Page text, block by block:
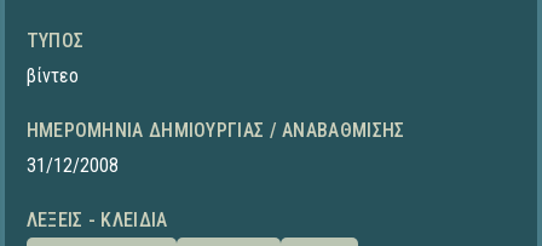
ΤΎΠΟΣ
βίντεο
ΗΜΕΡΟΜΗΝΊΑ ΔΗΜΙΟΥΡΓΊΑΣ / ΑΝΑΒΆΘΜΙΣΗΣ
31/12/2008
ΛΈΞΕΙΣ - ΚΛΕΙΔΙΆ